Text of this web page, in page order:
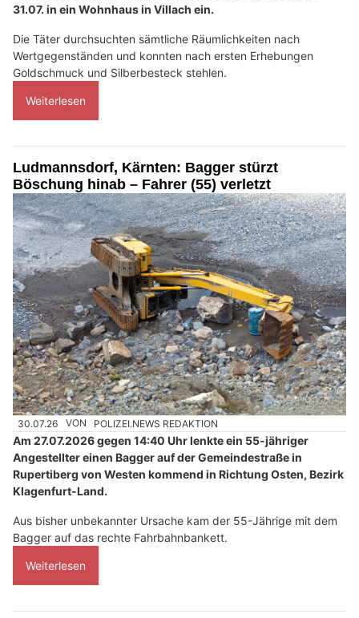
31.07. in ein Wohnhaus in Villach ein.
Die Täter durchsuchten sämtliche Räumlichkeiten nach
Wertgegenständen und konnten nach ersten Erhebungen
Goldschmuck und Silberbesteck stehlen.
Weiterlesen
Ludmannsdorf, Kärnten: Bagger stürzt
Böschung hinab – Fahrer (55) verletzt
30.07.26 VON POLIZEI.NEWS REDAKTION
Am 27.07.2026 gegen 14:40 Uhr lenkte ein 55-jähriger
Angestellter einen Bagger auf der Gemeindestraße in
Rupertiberg von Westen kommend in Richtung Osten, Bezirk
Klagenfurt-Land.
Aus bisher unbekannter Ursache kam der 55-Jährige mit dem
Bagger auf das rechte Fahrbahnbankett.
Weiterlesen